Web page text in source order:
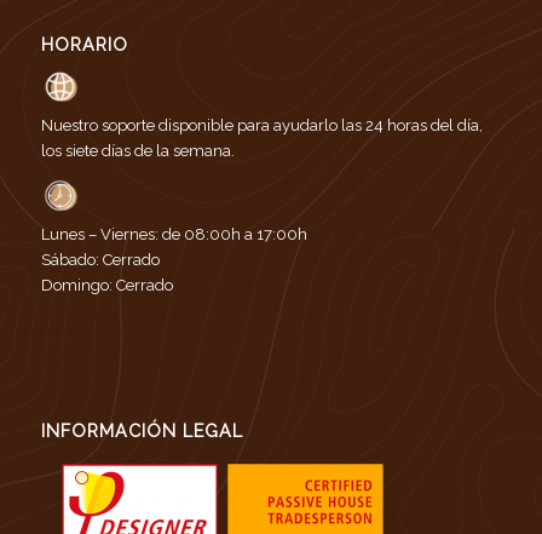
HORARIO
Nuestro soporte disponible para ayudarlo las 24 horas del día,
los siete días de la semana.
Lunes – Viernes: de 08:00h a 17:00h
Sábado: Cerrado
Domingo: Cerrado
INFORMACIÓN LEGAL